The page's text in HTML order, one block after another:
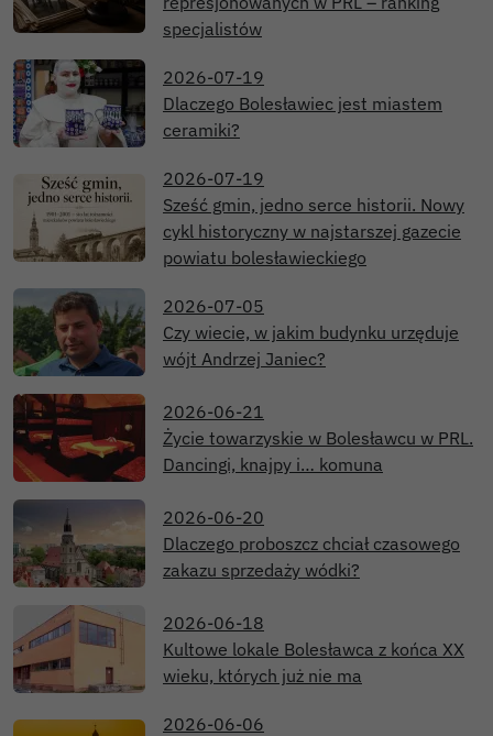
specjalistów
2026-07-19
Dlaczego Bolesławiec jest miastem
ceramiki?
2026-07-19
Sześć gmin, jedno serce historii. Nowy
cykl historyczny w najstarszej gazecie
powiatu bolesławieckiego
2026-07-05
Czy wiecie, w jakim budynku urzęduje
wójt Andrzej Janiec?
2026-06-21
Życie towarzyskie w Bolesławcu w PRL.
Dancingi, knajpy i… komuna
2026-06-20
Dlaczego proboszcz chciał czasowego
zakazu sprzedaży wódki?
2026-06-18
Kultowe lokale Bolesławca z końca XX
wieku, których już nie ma
2026-06-06